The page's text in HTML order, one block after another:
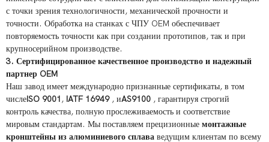
с точки зрения технологичности, механической прочности и
точности. Обработка на станках с ЧПУ OEM обеспечивает
повторяемость точности как при создании прототипов, так и при
крупносерийном производстве.
3. Сертифицированное качественное производство и надежный
партнер OEM
Наш завод имеет международно признанные сертификаты, в том
числеISO 9001 , IATF 16949, иAS9100 , гарантируя строгий
контроль качества, полную прослеживаемость и соответствие
мировым стандартам. Мы поставляем прецизионные монтажные
кронштейны из алюминиевого сплава ведущим клиентам по всему